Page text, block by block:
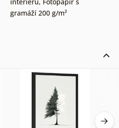
gramáží 200 g/m²